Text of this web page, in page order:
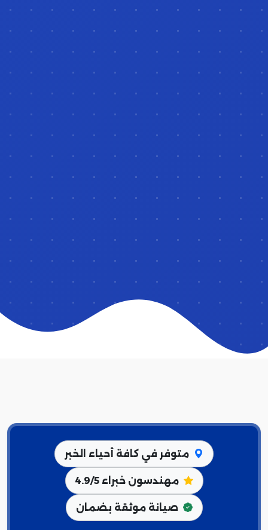
متوفر في كافة أحياء الخبر
مهندسون خبراء 4.9/5
صيانة موثقة بضمان